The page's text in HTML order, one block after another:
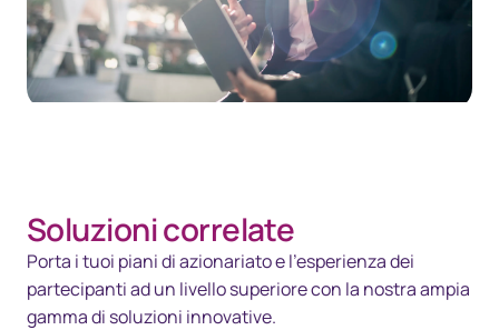
Soluzioni correlate
Porta i tuoi piani di azionariato e l’esperienza dei
partecipanti ad un livello superiore con la nostra ampia
gamma di soluzioni innovative.